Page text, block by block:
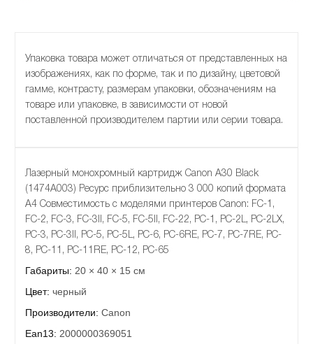
Упаковка товара может отличаться от представленных на
изображениях, как по форме, так и по дизайну, цветовой
гамме, контрасту, размерам упаковки, обозначениям на
товаре или упаковке, в зависимости от новой
поставленной производителем партии или серии товара.
Лазерный монохромный картридж Canon A30 Black
(1474A003) Ресурс приблизительно 3 000 копий формата
А4 Совместимость с моделями принтеров Canon: FC-1,
FC-2, FC-3, FC-3II, FC-5, FC-5II, FC-22, PC-1, PC-2L, PC-2LX,
PC-3, PC-3II, PC-5, PC-5L, PC-6, PC-6RE, PC-7, PC-7RE, PC-
8, PC-11, PC-11RE, PC-12, PC-65
Габариты: 20 × 40 × 15 см
Цвет: черный
Производители: Canon
Ean13: 2000000369051